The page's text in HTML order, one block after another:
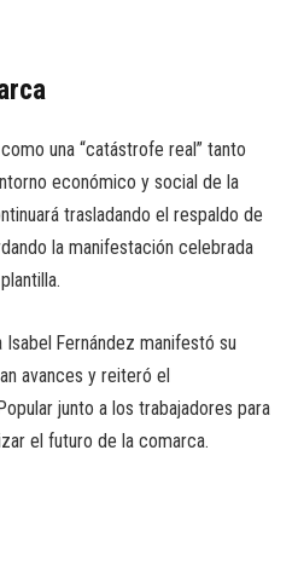
una “catástrofe real” tanto
económico y social de la
trasladando el respaldo de
la manifestación celebrada
Fernández manifestó su
avances y reiteró el
junto a los trabajadores para
el futuro de la comarca.